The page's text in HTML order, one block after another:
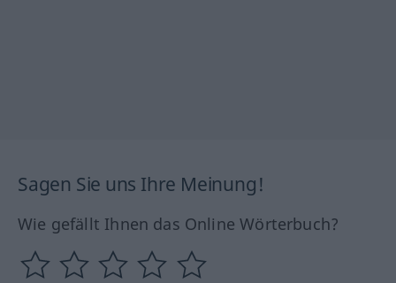
Sagen Sie uns Ihre Meinung!
Wie gefällt Ihnen das Online Wörterbuch?